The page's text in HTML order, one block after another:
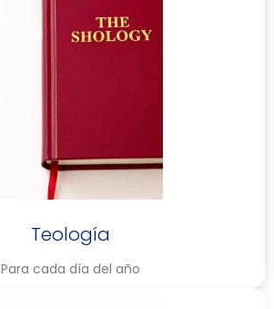
Teología
Para cada día del año